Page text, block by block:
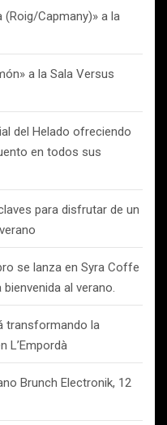
(Roig/Capmany)» a la
a la Sala Versus
del Helado ofreciendo
en todos sus
para disfrutar de un
se lanza en Syra Coffe
al verano.
transformando la
L’Empordà
Brunch Electronik, 12